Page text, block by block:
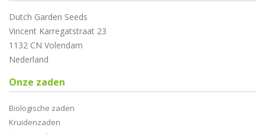
Dutch Garden Seeds
Vincent Karregatstraat 23
1132 CN Volendam
Nederland
Onze zaden
Biologische zaden
Kruidenzaden